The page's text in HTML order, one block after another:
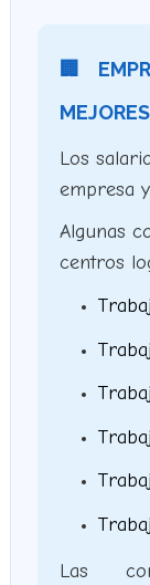
🏢
Los
empresa
Algunas
centros
Las